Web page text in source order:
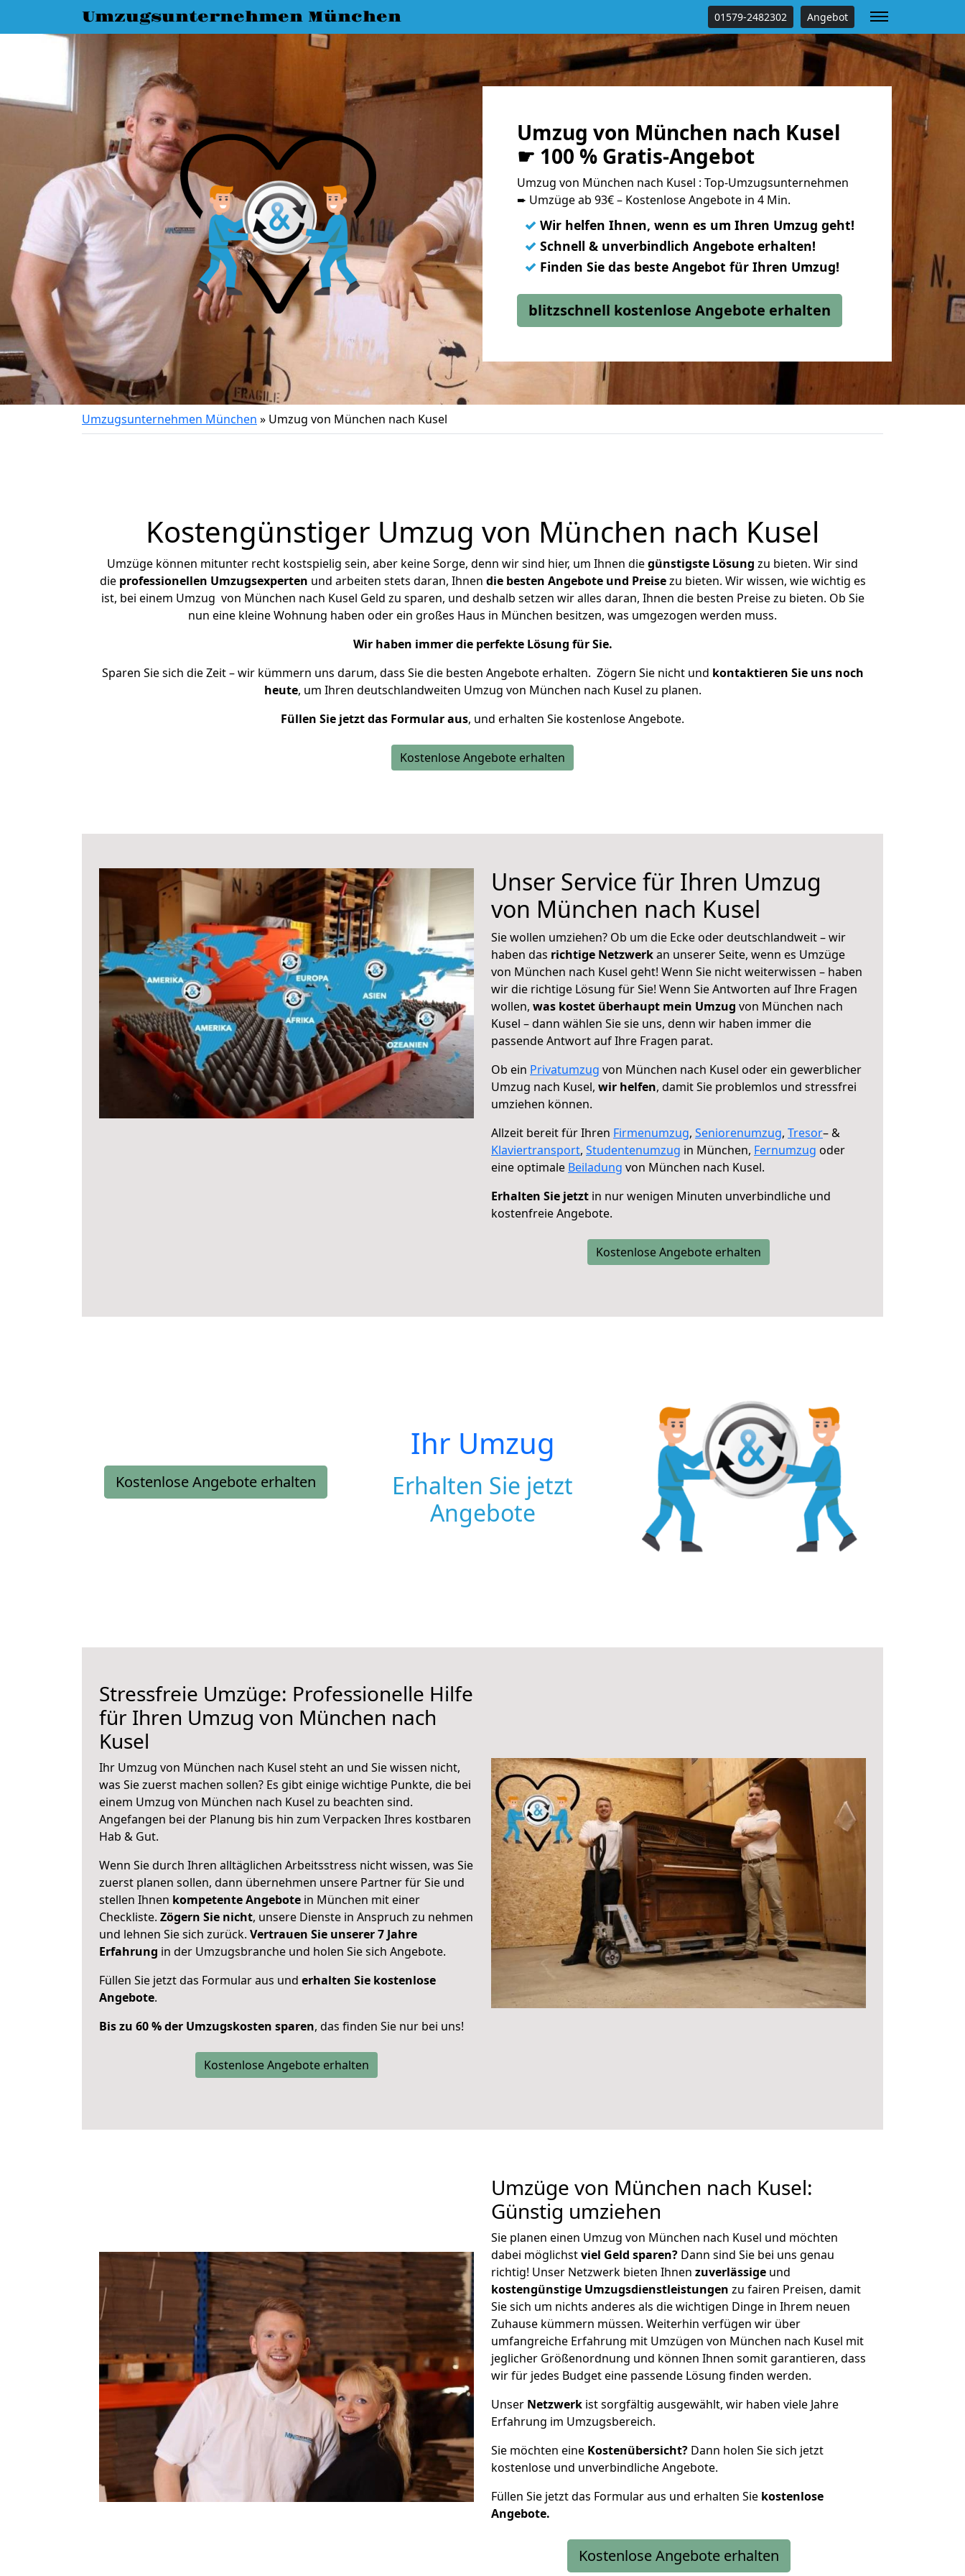
Umzugsunternehmen München 01579-2482302 Angebot
Umzug von München nach Kusel
☛ 100 % Gratis-Angebot
Umzug von München nach Kusel : Top-Umzugsunternehmen
➨ Umzüge ab 93€ – Kostenlose Angebote in 4 Min.
✓ Wir helfen Ihnen, wenn es um Ihren Umzug geht!
✓ Schnell & unverbindlich Angebote erhalten!
✓ Finden Sie das beste Angebot für Ihren Umzug!
blitzschnell kostenlose Angebote erhalten
Umzugsunternehmen München » Umzug von München nach Kusel
Kostengünstiger Umzug von München nach Kusel
Umzüge können mitunter recht kostspielig sein, aber keine Sorge, denn wir sind hier, um Ihnen diegünstigste Lösung zu bieten. Wir sind
die professionellen Umzugsexperten und arbeiten stets daran, Ihnen die besten Angebote und Preisezu bieten. Wir wissen, wie wichtig es
ist, bei einem Umzug von München nach Kusel Geld zu sparen, und deshalb setzen wir alles daran, Ihnen die besten Preise zu bieten. Ob Sie
nun eine kleine Wohnung haben oder ein großes Haus in München besitzen, was umgezogen werden muss.
Wir haben immer die perfekte Lösung für Sie.
Sparen Sie sich die Zeit – wir kümmern uns darum, dass Sie die besten Angebote erhalten. Zögern Sie nicht und kontaktieren Sie uns noch
heute, um Ihren deutschlandweiten Umzug von München nach Kusel zu planen.
Füllen Sie jetzt das Formular aus, und erhalten Sie kostenlose Angebote.
Kostenlose Angebote erhalten
Unser Service für Ihren Umzug
von München nach Kusel
Sie wollen umziehen? Ob um die Ecke oder deutschlandweit – wir
haben das richtige Netzwerkan unserer Seite, wenn es Umzüge
von München nach Kusel geht! Wenn Sie nicht weiterwissen – haben
wir die richtige Lösung für Sie! Wenn Sie Antworten auf Ihre Fragen
wollen, was kostet überhaupt mein Umzug von München nach
Kusel – dann wählen Sie sie uns, denn wir haben immer die
passende Antwort auf Ihre Fragen parat.
Ob ein Privatumzug von München nach Kusel oder ein gewerblicher
Umzug nach Kusel, wir helfen, damit Sie problemlos und stressfrei
umziehen können.
Allzeit bereit für Ihren Firmenumzug, Seniorenumzug, Tresor– &
Klaviertransport, Studentenumzug in München, Fernumzug oder
eine optimale Beiladung von München nach Kusel.
Erhalten Sie jetzt in nur wenigen Minuten unverbindliche und
kostenfreie Angebote.
Kostenlose Angebote erhalten
Kostenlose Angebote erhalten
Ihr Umzug
Erhalten Sie jetzt
Angebote
Stressfreie Umzüge: Professionelle Hilfe
für Ihren Umzug von München nach
Kusel
Ihr Umzug von München nach Kusel steht an und Sie wissen nicht,
was Sie zuerst machen sollen? Es gibt einige wichtige Punkte, die bei
einem Umzug von München nach Kusel zu beachten sind.
Angefangen bei der Planung bis hin zum Verpacken Ihres kostbaren
Hab & Gut.
Wenn Sie durch Ihren alltäglichen Arbeitsstress nicht wissen, was Sie
zuerst planen sollen, dann übernehmen unsere Partner für Sie und
stellen Ihnen kompetente Angebote in München mit einer
Checkliste. Zögern Sie nicht, unsere Dienste in Anspruch zu nehmen
und lehnen Sie sich zurück. Vertrauen Sie unserer 7 Jahre
Erfahrung in der Umzugsbranche und holen Sie sich Angebote.
Füllen Sie jetzt das Formular aus und erhalten Sie kostenlose
Angebote.
Bis zu 60 % der Umzugskosten sparen, das finden Sie nur bei uns!
Kostenlose Angebote erhalten
Umzüge von München nach Kusel:
Günstig umziehen
Sie planen einen Umzug von München nach Kusel und möchten
dabei möglichstviel Geld sparen? Dann sind Sie bei uns genau
richtig! Unser Netzwerk bieten Ihnen zuverlässige und
kostengünstige Umzugsdienstleistungen zu fairen Preisen, damit
Sie sich um nichts anderes als die wichtigen Dinge in Ihrem neuen
Zuhause kümmern müssen. Weiterhin verfügen wir über
umfangreiche Erfahrung mit Umzügen von München nach Kusel mit
jeglicher Größenordnung und können Ihnen somit garantieren, dass
wir für jedes Budget eine passende Lösung finden werden.
Unser Netzwerk ist sorgfältig ausgewählt, wir haben viele Jahre
Erfahrung im Umzugsbereich.
Sie möchten eine Kostenübersicht? Dann holen Sie sich jetzt
kostenlose und unverbindliche Angebote.
Füllen Sie jetzt das Formular aus und erhalten Sie kostenlose
Angebote.
Kostenlose Angebote erhalten